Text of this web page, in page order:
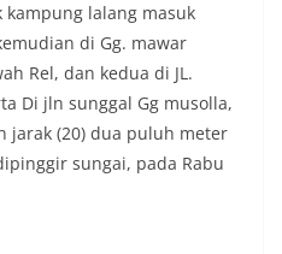
kampung lalang masuk
di Gg. mawar
Rel, dan kedua di JL.
Di jln sunggal Gg musolla,
jarak (20) dua puluh meter
sungai, pada Rabu